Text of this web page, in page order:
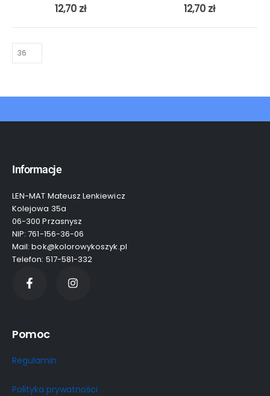
out of 5
12,70 zł out of 5
12,70 zł
Informacje
LEN-MAT Mateusz Lenkiewicz
Kolejowa 35a
06-300 Przasnysz
NIP: 761-156-36-06
Mail: bok@kolorowykoszyk.pl
Telefon: 517-581-332
Pomoc
Regulamin
Polityka prywatności